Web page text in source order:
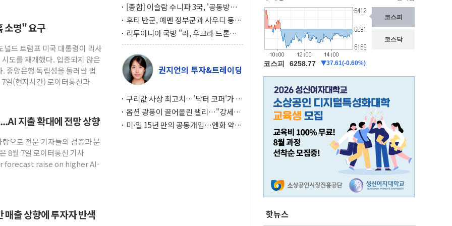
소명" 요구
드 트럼프 미국 대통령이 리사
도를 재개했다. 입증되지 않은
중앙은행 독립성을 둘러싼 법
일(현지시간) 로이터통신과
지출 확대에 전망 상향
으로 전문 기자들의 검증과 분
8월 7일 로이터통신 기사
forecast raise on higher AI-
출 상향에 투자자 반색
[종합] 이슬람 수니파 3국, '공동방위
협정' 체결… 이스라엘·이란 위협에
맞설 자체 억지력 강화
후티 반군, 예멘 정부군과 사우디 동시
공격… 위기 고조되는 또 다른 중동 화
약고
리투아니아 국방 "러, 우크라 드론으
로 나토 회원국 공격 검토… 거짓 깃발
작전"
권지언의 투자&트레이딩
구리값 사상 최고치…'닥터 코퍼'가 말
하는 경기 신호가 달라졌다
옵션 광풍이 끌어올린 랠리…"강세장
이면에 과열 경고등"
미·일 15년 만의 공동개입…엔화 약세
핫뉴스